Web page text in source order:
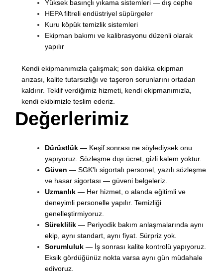
Yüksek basınçlı yıkama sistemleri — dış cephe
HEPA filtreli endüstriyel süpürgeler
Kuru köpük temizlik sistemleri
Ekipman bakımı ve kalibrasyonu düzenli olarak
yapılır
Kendi ekipmanımızla çalışmak; son dakika ekipman
arızası, kalite tutarsızlığı ve taşeron sorunlarını ortadan
kaldırır. Teklif verdiğimiz hizmeti, kendi ekipmanımızla,
kendi ekibimizle teslim ederiz.
Değerlerimiz
Dürüstlük — Keşif sonrası ne söylediysek onu
yapıyoruz. Sözleşme dışı ücret, gizli kalem yoktur.
Güven — SGK'lı sigortalı personel, yazılı sözleşme
ve hasar sigortası — güveni belgeleriz.
Uzmanlık — Her hizmet, o alanda eğitimli ve
deneyimli personelle yapılır. Temizliği
genelleştirmiyoruz.
Süreklilik — Periyodik bakım anlaşmalarında aynı
ekip, aynı standart, aynı fiyat. Sürpriz yok.
Sorumluluk — İş sonrası kalite kontrolü yapıyoruz.
Eksik gördüğünüz nokta varsa aynı gün müdahale
ediyoruz.